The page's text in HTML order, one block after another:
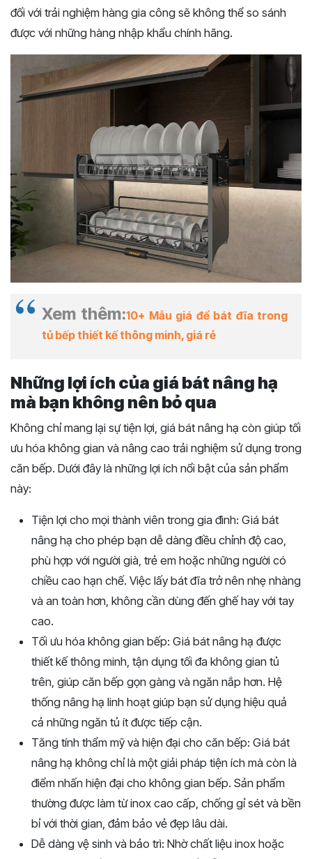
đối với trải nghiệm hàng gia công sẽ không thể so sánh
được với những hàng nhập khẩu chính hãng.
Xem thêm:10+ Mẫu giá để bát đĩa trong
tủ bếp thiết kế thông minh, giá rẻ
Những lợi ích của giá bát nâng hạ
mà bạn không nên bỏ qua
Không chỉ mang lại sự tiện lợi, giá bát nâng hạ còn giúp tối
ưu hóa không gian và nâng cao trải nghiệm sử dụng trong
căn bếp. Dưới đây là những lợi ích nổi bật của sản phẩm
này:
Tiện lợi cho mọi thành viên trong gia đình: Giá bát
nâng hạ cho phép bạn dễ dàng điều chỉnh độ cao,
phù hợp với người già, trẻ em hoặc những người có
chiều cao hạn chế. Việc lấy bát đĩa trở nên nhẹ nhàng
và an toàn hơn, không cần dùng đến ghế hay với tay
cao.
Tối ưu hóa không gian bếp: Giá bát nâng hạ được
thiết kế thông minh, tận dụng tối đa không gian tủ
trên, giúp căn bếp gọn gàng và ngăn nắp hơn. Hệ
thống nâng hạ linh hoạt giúp bạn sử dụng hiệu quả
cả những ngăn tủ ít được tiếp cận.
Tăng tính thẩm mỹ và hiện đại cho căn bếp: Giá bát
nâng hạ không chỉ là một giải pháp tiện ích mà còn là
điểm nhấn hiện đại cho không gian bếp. Sản phẩm
thường được làm từ inox cao cấp, chống gỉ sét và bền
bỉ với thời gian, đảm bảo vẻ đẹp lâu dài.
Dễ dàng vệ sinh và bảo trì: Nhờ chất liệu inox hoặc